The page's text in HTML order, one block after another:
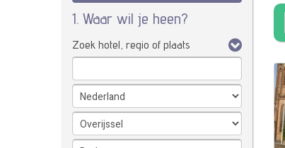
1. Waar wil je heen?
Zoek hotel, regio of plaats